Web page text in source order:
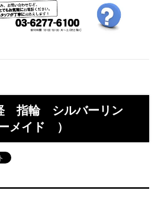
#22
#22.5
#24
#24.5
#25.5
指輪 シルバーリン
メイド ）